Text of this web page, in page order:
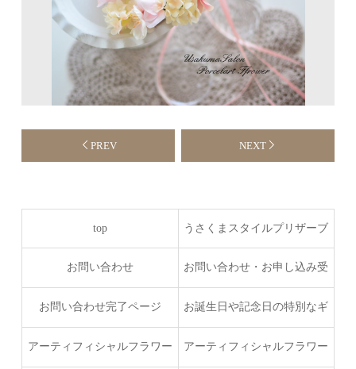
PREV NEXT
top うさくまスタイルプリザーブ
ドフラワーコース
お問い合わせ お問い合わせ・お申し込み受
付完了ページ
お問い合わせ完了ページ お誕生日や記念日の特別なギ
フトでオーダー
アーティフィシャルフラワー アーティフィシャルフラワー